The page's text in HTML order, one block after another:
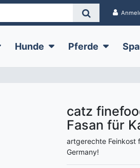
Hunde Pferde
catz
Fasan für
artgerechte Feinkost
Germany!